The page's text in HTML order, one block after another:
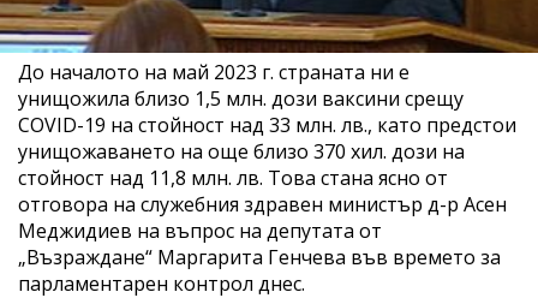
До началото на май 2023 г. страната ни е
унищожила близо 1,5 млн. дози ваксини срещу
COVID-19 на стойност над 33 млн. лв., като предстои
унищожаването на още близо 370 хил. дози на
стойност над 11,8 млн. лв. Това стана ясно от
отговора на служебния здравен министър д-р Асен
Меджидиев на въпрос на депутата от
„Възраждане“ Маргарита Генчева във времето за
парламентарен контрол днес.